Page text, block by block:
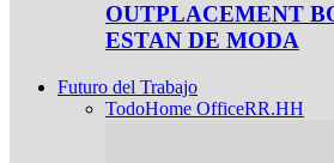
OUTPLACEMENT
ESTAN DE MODA
Futuro del Trabajo
TodoHome OfficeRR.HH